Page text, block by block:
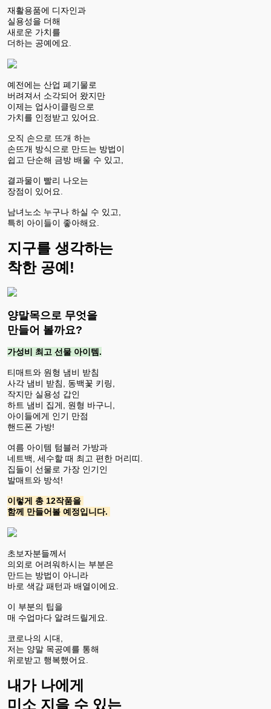
재활용품에 디자인과
실용성을 더해
새로운 가치를
더하는 공예에요.
예전에는 산업 폐기물로
버려져서 소각되어 왔지만
이제는 업사이클링으로
가치를 인정받고 있어요.
오직 손으로 뜨개 하는
손뜨개 방식으로 만드는 방법이
쉽고 단순해 금방 배울 수 있고,
결과물이 빨리 나오는
장점이 있어요.
남녀노소 누구나 하실 수 있고,
특히 아이들이 좋아해요.
지구를 생각하는
착한 공예!
양말목으로 무엇을
만들어 볼까요?
가성비 최고 선물 아이템.
티매트와 원형 냄비 받침
사각 냄비 받침, 동백꽃 키링,
작지만 실용성 갑인
하트 냄비 집게, 원형 바구니,
아이들에게 인기 만점
핸드폰 가방!
여름 아이템 텀블러 가방과
네트백, 세수할 때 최고 편한 머리띠.
집들이 선물로 가장 인기인
발매트와 방석!
이렇게 총 12작품을
함께 만들어볼 예정입니다.
초보자분들께서
의외로 어려워하시는 부분은
만드는 방법이 아니라
바로 색감 패턴과 배열이에요.
이 부분의 팁을
매 수업마다 알려드릴게요.
코로나의 시대,
저는 양말 목공예를 통해
위로받고 행복했어요.
내가 나에게
미소 지을 수 있는